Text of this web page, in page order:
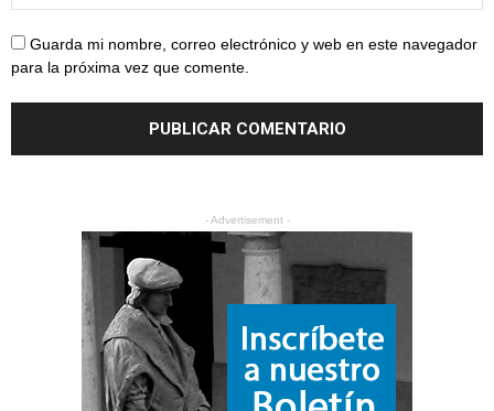
Guarda mi nombre, correo electrónico y web en este navegador
para la próxima vez que comente.
- Advertisement -